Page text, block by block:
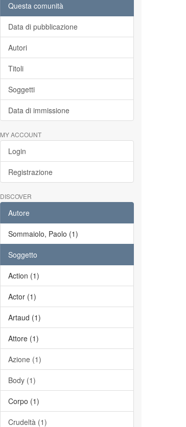
Questa comunità
Data di pubblicazione
Autori
Titoli
Soggetti
Data di immissione
MY ACCOUNT
Login
Registrazione
DISCOVER
Autore
Sommaiolo, Paolo (1)
Soggetto
Action (1)
Actor (1)
Artaud (1)
Attore (1)
Azione (1)
Body (1)
Corpo (1)
Crudeltà (1)